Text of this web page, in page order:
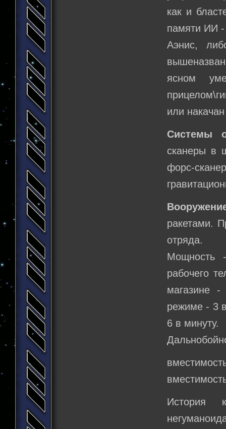
как и
памяти ИИ -
Аэнис,
ясном
или
Системы
сканеры в
форс-
ракетами.
отряда.
Мощность
рабочего
магазине
режиме - 3
6 в минуту.
История